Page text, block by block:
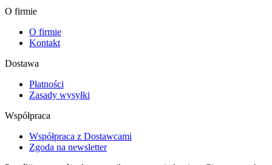
O firmie
O firmie
Kontakt
Dostawa
Płatności
Zasady wysyłki
Współpraca
Współpraca z Dostawcami
Zgoda na newsletter